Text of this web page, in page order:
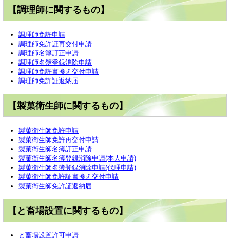
【調理師に関するもの】
調理師免許申請
調理師免許証再交付申請
調理師名簿訂正申請
調理師名簿登録消除申請
調理師免許書換え交付申請
調理師免許証返納届
【製菓衛生師に関するもの】
製菓衛生師免許申請
製菓衛生師免許再交付申請
製菓衛生師名簿訂正申請
製菓衛生師名簿登録消除申請(本人申請)
製菓衛生師名簿登録消除申請(代理申請)
製菓衛生師免許証書換え交付申請
製菓衛生師免許証返納届
【と畜場設置に関するもの】
と畜場設置許可申請